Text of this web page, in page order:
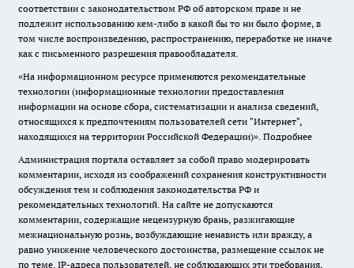
соответствии с законодательством РФ об авторском праве и не
подлежит использованию кем-либо в какой бы то ни было форме, в
том числе воспроизведению, распространению, переработке не иначе
как с письменного разрешения правообладателя.
«На информационном ресурсе применяются рекомендательные
технологии (информационные технологии предоставления
информации на основе сбора, систематизации и анализа сведений,
относящихся к предпочтениям пользователей сети "Интернет",
находящихся на территории Российской Федерации)». Подробнее
Администрация портала оставляет за собой право модерировать
комментарии, исходя из соображений сохранения конструктивности
обсуждения тем и соблюдения законодательства РФ и
рекомендательных технологий. На сайте не допускаются
комментарии, содержащие нецензурную брань, разжигающие
межнациональную рознь, возбуждающие ненависть или вражду, а
равно унижение человеческого достоинства, размещение ссылок не
по теме. IP-адреса пользователей, не соблюдающих эти требования,